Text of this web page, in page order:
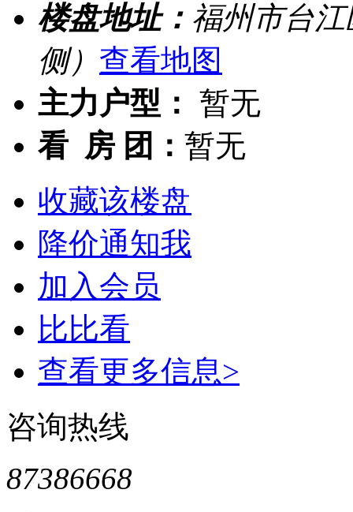
楼盘地址： 福州市台
侧） 查看地图
主力户型： 暂无
看 房 团： 暂无
收藏该楼盘
降价通知我
加入会员
比比看
查看更多信息>
咨询热线
87386668